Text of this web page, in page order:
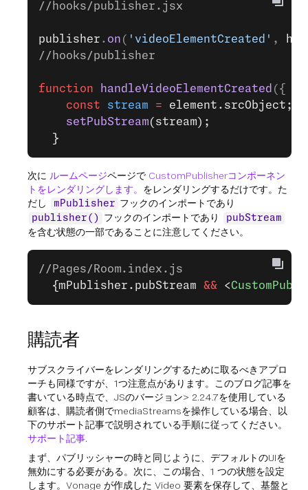
//hooks/publisher.jsx
publisher . on ( 'videoElementCreated' ,
//hooks/publisher
function handleVideoElementCreated ({
    const
stream = element.srcObject;
    setPubStream
(stream);
  }
次に ルームページページで CustomPublisherコンポーネン
トをレンダリングします。 をレンダリングするだけです。た
だし
mPublisher フックのインポートであり
publisher() フックのインポートであり pubStream
を含む状態の一部であることに注意してください。
//Pages/Room.index.js
  {mPublisher.pubStream
&& <
購読者
サブスクライバーをレンダリングするために取るべきアプロ
ーチも同様ですが、1つ注意点があります。このブログ記事を
書いている時点で、JSのバージョン> 2.24.7を使用している
顧客は、購読者側でmediaStreamsを操作している場合、以
下のサポート記事で説明されている手順に従ってください。
サポート記事.
まず、パブリッシャーの時と同じように、デフォルトのUIを
無効にする必要がある。次に、この場合、1 つの状態を設定
します。Vonage が作成した Video 要素を保存して、基盤と